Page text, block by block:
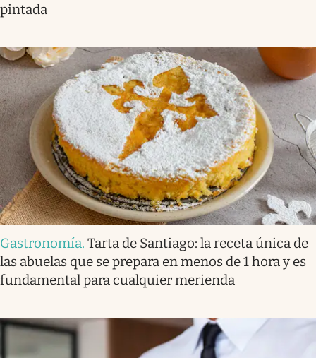
pintada
Gastronomía. Tarta de Santiago: la receta única de
las abuelas que se prepara en menos de 1 hora y es
fundamental para cualquier merienda